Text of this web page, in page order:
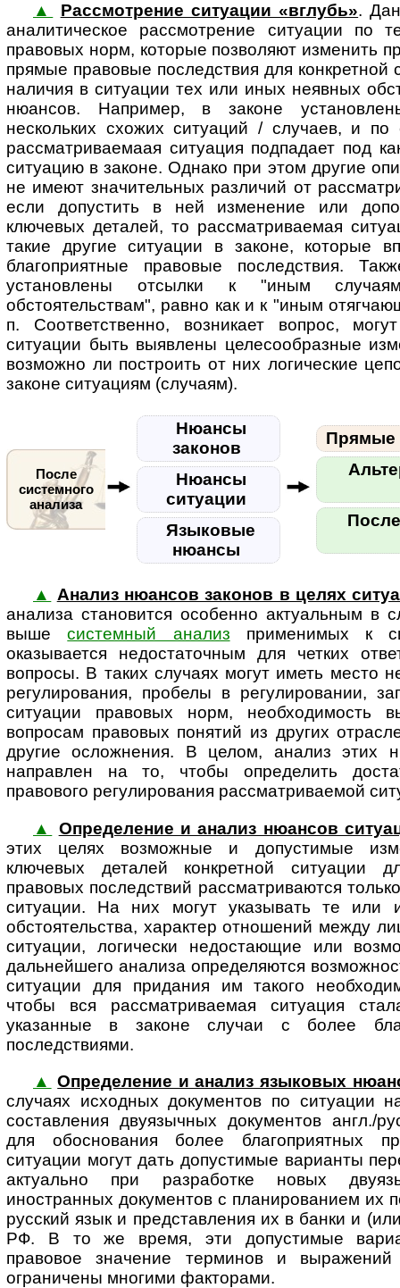
▲ Рассмотрение ситуации «вглубь».
ана­ли­ти­чес­кое рассмотрение си­ту­а­ции по
правовых норм, которые позволяют изменить
прямые правовые последствия для конкретной
наличия в ситуации тех или иных неявных
нюансов. Например, в законе
нескольких схожих ситуаций / случаев, и
рассматриваемаая ситуация подпадает под
ситуацию в законе. Однако при этом другие
не имеют значительных различий от
если допустить в ней изменение или
ключевых деталей, то рассматриваемая
такие другие ситуации в законе, которые
благоприятные правовые последствия.
установлены отсылки к "иным
обстоятельствам", равно как и к "иным
п. Соответственно, возникает вопрос,
ситуации быть выявлены целесообразные
возможно ли построить от них логические
законе ситуациям (случаям).
После
системного
анализа
Нюансы
законов
Нюансы
ситуации
Языковые
нюансы
Прямые
▲ Анализ нюансов законов в целях
анализа становится особенно ак­ту­аль­ным в
вышесистемный анализ применимых к
оказывается недостаточным для четких
вопросы. В таких случаях могут иметь место
регулирования, пробелы в регулировании,
ситуации правовых норм, необходимость
вопросам правовых понятий из других
другие осложнения. В целом, анализ этих
направлен на то, чтобы определить
правового регулирования рассматриваемой
▲
Определение и анализ нюансов
этих целях возможные и до­пу­с­ти­мые
ключевых деталей конкретной ситуации
правовых последствий рассматриваются
ситуации. На них могут указывать те или
обстоятельства, характер отношений между
ситуации, логически недостающие или
дальнейшего анализа определяются
ситуации для придания им такого
чтобы вся рассматриваемая ситуация
указанные в законе случаи с более
последствиями.
▲ Определение и анализ языковых
случаях исходных документов по ситуации
составления двуязычных документов англ./
для обоснования более благоприятных
ситуации могут дать допустимые варианты
актуально при разработке новых
иностранных документов с планированием их
русский язык и представления их в банки и
РФ. В то же время, эти допустимые
правовое значение терминов и
ограничены многими факторами.